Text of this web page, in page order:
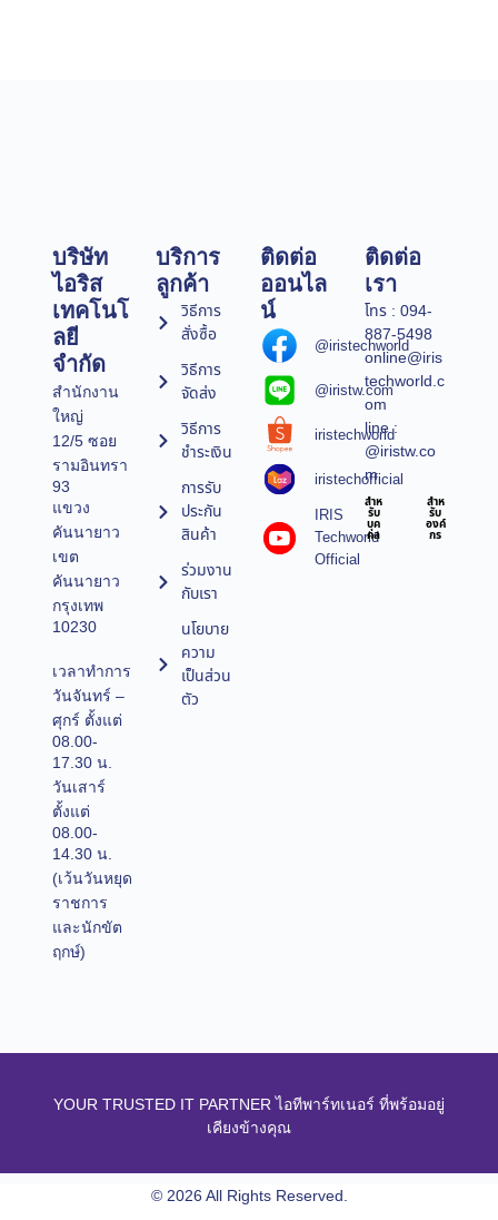
บริษัท
ไอริส
เทคโนโ
ลยี
จำกัด
สำนักงาน
ใหญ่
12/5 ซอย
รามอินทรา
93
แขวง
คันนายาว
เขต
คันนายาว
กรุงเทพ
10230
เวลาทำการ
วันจันทร์ –
ศุกร์ ตั้งแต่
08.00-
17.30 น.
วันเสาร์
ตั้งแต่
08.00-
14.30 น.
(เว้นวันหยุด
ราชการ
และนักขัต
ฤกษ์)
บริการ
ลูกค้า
วิธีการ
สั่งซื้อ
วิธีการ
จัดส่ง
วิธีการ
ชำระเงิน
การรับ
ประกัน
สินค้า
ร่วมงาน
กับเรา
นโยบาย
ความ
เป็นส่วน
ตัว
ติดต่อ
ออนไล
น์
@iristechworld
@iristw.com
iristechworld
iristechofficial
IRIS
Techworld
Official
ติดต่อ
เรา
โทร : 094-
887-5498
online@iris
techworld.c
om
line :
@iristw.co
m
สำห
รับ
บุค
คล
สำห
รับ
องค์
กร
YOUR TRUSTED IT PARTNER ไอทีพาร์ทเนอร์ ที่พร้อมอยู่
เคียงข้างคุณ
© 2026 All Rights Reserved.